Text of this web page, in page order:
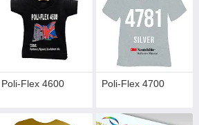
Poli-Flex 4600 Poli-Flex 4700